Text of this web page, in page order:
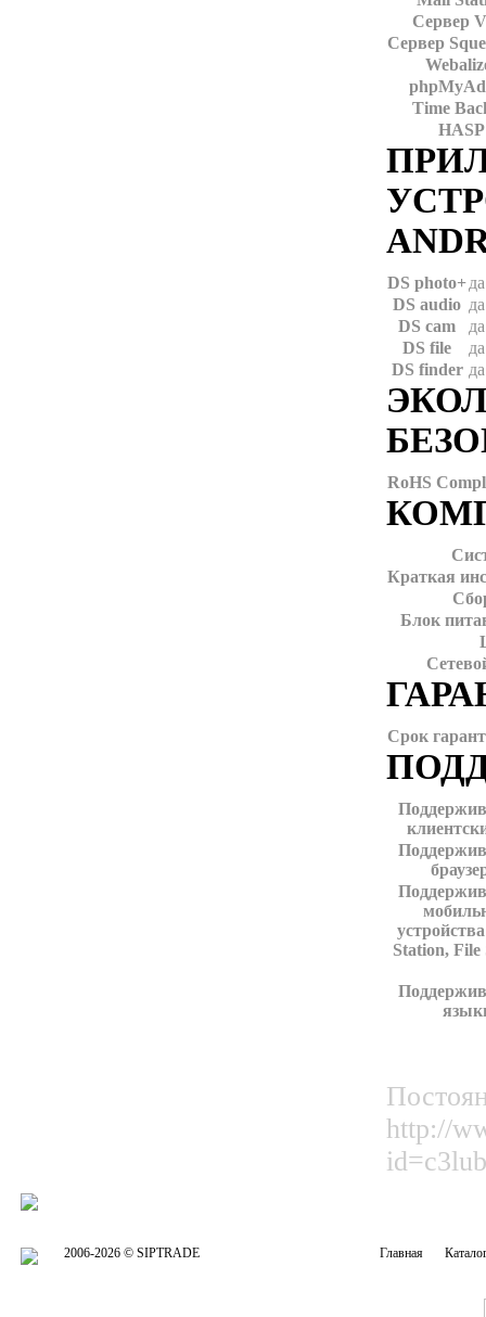
Сервер
Сервер
Time
HASP
DS photo+да
DS audio да
DS cam
да
DS file
да
DS finder да
RoHS
Краткая
Блок
Срок
Station, File
http://
2006-2026 © SIPTRADE Главная